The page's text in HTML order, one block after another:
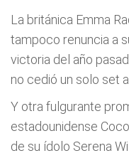
La británica Emma
tampoco renuncia a
victoria del año
no cedió un solo set
Y otra fulgurante
estadounidense
de su ídolo Serena